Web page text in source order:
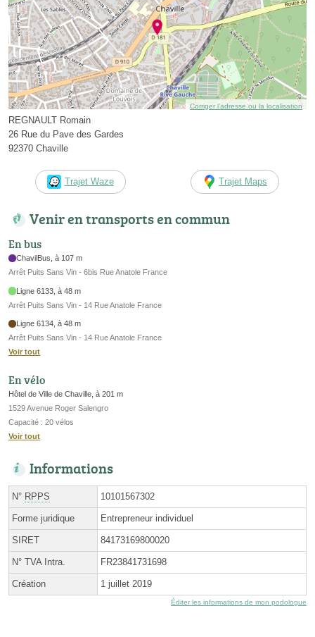
Corriger l’adresse ou la localisation
REGNAULT Romain
26 Rue du Pave des Gardes
92370 Chaville
Trajet Waze Trajet Maps
Venir en transports en commun
En bus
ChavilBus, à 107 m
Arrêt Puits Sans Vin - 6bis Rue Anatole France
Ligne 6133, à 48 m
Arrêt Puits Sans Vin - 14 Rue Anatole France
Ligne 6134, à 48 m
Arrêt Puits Sans Vin - 14 Rue Anatole France
Voir tout
En vélo
Hôtel de Ville de Chaville, à 201 m
1529 Avenue Roger Salengro
Capacité : 20 vélos
Voir tout
Informations
N° RPPS 10101567302
Forme juridique Entrepreneur individuel
SIRET 84173169800020
N° TVA Intra. FR23841731698
Création 1 juillet 2019
Éditer les informations de mon podologue